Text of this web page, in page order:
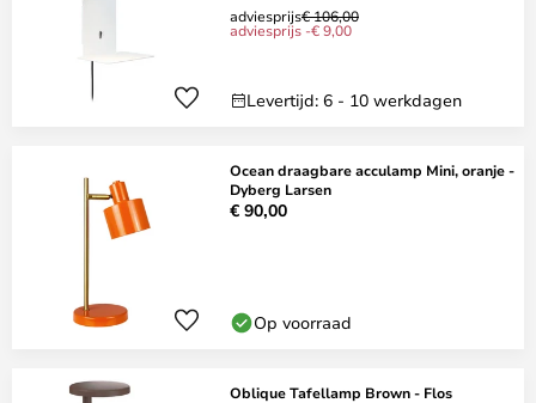
adviesprijs€ 106,00
adviesprijs -€ 9,00
Levertijd: 6 - 10 werkdagen
Ocean draagbare acculamp Mini, oranje -
Dyberg Larsen
€ 90,00
Op voorraad
Oblique Tafellamp Brown - Flos